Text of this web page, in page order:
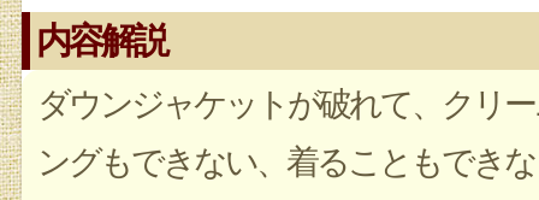
内容解説
ダウンジャケットが破れて、クリ
ングもできない、着ることもできな